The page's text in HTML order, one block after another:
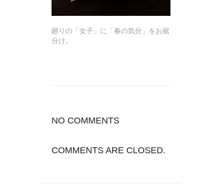
廻りの「女子」に「春の気分」をお裾
分け。
NO COMMENTS
COMMENTS ARE CLOSED.